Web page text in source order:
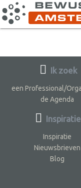
Ik zoek
een Professional/
de Agenda
Inspiratie
Inspiratie
Nieuwsbrieven
Blog